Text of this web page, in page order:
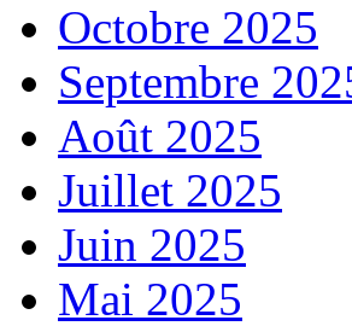
Octobre 2025
Septembre
Août 2025
Juillet 2025
Juin 2025
Mai 2025